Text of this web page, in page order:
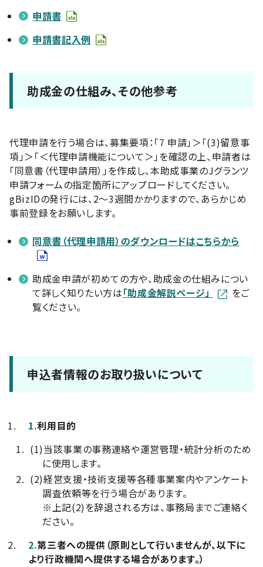
申請書
申請書記入例
助成金の仕組み、その他参考
代理申請を行う場合は、募集要項：「7 申請」＞「(3)留意事
項」＞「＜代理申請機能について＞」を確認の上、申請者は
「同意書（代理申請用）」を作成し、本助成事業のJグランツ
申請フォームの指定箇所にアップロードしてください。
gBizIDの発行には、2～3週間かかりますので、あらかじめ
事前登録をお願いします。
同意書（代理申請用）のダウンロードはこちらから
助成金申請が初めての方や、助成金の仕組みについ
て詳しく知りたい方は「助成金解説ページ」
をご
覧ください。
申込者情報のお取り扱いについて
1.利用目的
(1)当該事業の事務連絡や運営管理・統計分析のため
に使用します。
(2)経営支援・技術支援等各種事業案内やアンケート
調査依頼等を行う場合があります。
※上記(2)を辞退される方は、事務局までご連絡く
ださい。
2.第三者への提供（原則として行いませんが、以下に
より行政機関へ提供する場合があります。）